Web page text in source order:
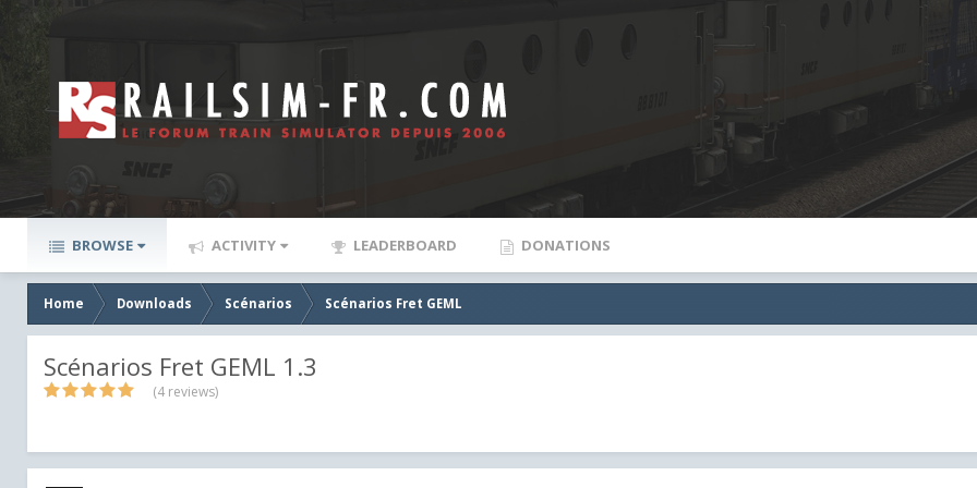
BROWSE ACTIVITY LEADERBOARD DONATIONS
Home Downloads Scénarios Scénarios Fret GEML
Scénarios Fret GEML 1.3
(4 reviews)